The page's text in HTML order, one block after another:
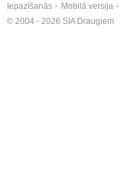
Iepazīšanās Mobilā versija
© 2004 - 2026 SIA Draugiem